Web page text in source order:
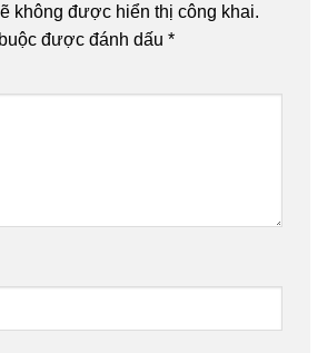
không được hiển thị công khai.
được đánh dấu *